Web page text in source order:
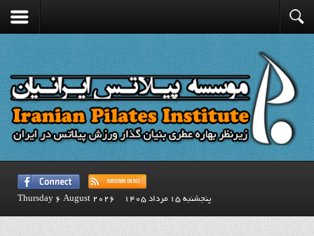
پنجشنبه 15 مرداد 1405 Thursday 6 August 2026